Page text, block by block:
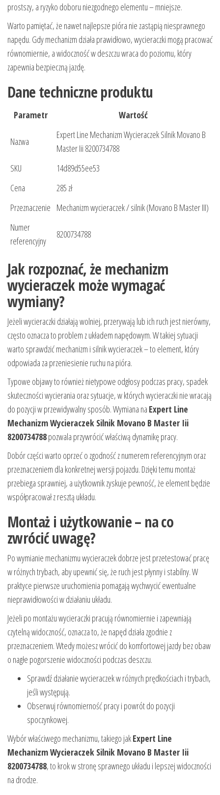
prostszy, a ryzyko doboru niezgodnego elementu – mniejsze.
Warto pamiętać, że nawet najlepsze pióra nie zastąpią niesprawnego
napędu. Gdy mechanizm działa prawidłowo, wycieraczki mogą pracować
równomiernie, a widoczność w deszczu wraca do poziomu, który
zapewnia bezpieczną jazdę.
Dane techniczne produktu
Parametr Wartość
Nazwa
Expert Line Mechanizm Wycieraczek Silnik Movano B
Master Iii 8200734788
SKU
14d89d55ee53
Cena
285 zł
Przeznaczenie Mechanizm wycieraczek / silnik (Movano B Master III)
Numer
referencyjny
8200734788
Jak rozpoznać, że mechanizm
wycieraczek może wymagać
wymiany?
Jeżeli wycieraczki działają wolniej, przerywają lub ich ruch jest nierówny,
często oznacza to problem z układem napędowym. W takiej sytuacji
warto sprawdzić mechanizm i silnik wycieraczek – to element, który
odpowiada za przeniesienie ruchu na pióra.
Typowe objawy to również nietypowe odgłosy podczas pracy, spadek
skuteczności wycierania oraz sytuacje, w których wycieraczki nie wracają
do pozycji w przewidywalny sposób. Wymiana na Expert Line
Mechanizm Wycieraczek Silnik Movano B Master Iii
8200734788pozwala przywrócić właściwą dynamikę pracy.
Dobór części warto oprzeć o zgodność z numerem referencyjnym oraz
przeznaczeniem dla konkretnej wersji pojazdu. Dzięki temu montaż
przebiega sprawniej, a użytkownik zyskuje pewność, że element będzie
współpracował z resztą układu.
Montaż i użytkowanie – na co
zwrócić uwagę?
Po wymianie mechanizmu wycieraczek dobrze jest przetestować pracę
w różnych trybach, aby upewnić się, że ruch jest płynny i stabilny. W
praktyce pierwsze uruchomienia pomagają wychwycić ewentualne
nieprawidłowości w działaniu układu.
Jeżeli po montażu wycieraczki pracują równomiernie i zapewniają
czytelną widoczność, oznacza to, że napęd działa zgodnie z
przeznaczeniem. Wtedy możesz wrócić do komfortowej jazdy bez obaw
o nagłe pogorszenie widoczności podczas deszczu.
Sprawdź działanie wycieraczek w różnych prędkościach i trybach,
jeśli występują.
Obserwuj równomierność pracy i powrót do pozycji
spoczynkowej.
Wybór właściwego mechanizmu, takiego jakExpert Line
Mechanizm Wycieraczek Silnik Movano B Master Iii
8200734788, to krok w stronę sprawnego układu i lepszej widoczności
na drodze.